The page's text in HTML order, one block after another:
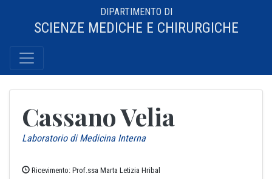
DIPARTIMENTO DI
SCIENZE MEDICHE E CHIRURGICHE
Cassano Velia
Laboratorio di Medicina Interna
Ricevimento: Prof.ssa Marta Letizia Hribal